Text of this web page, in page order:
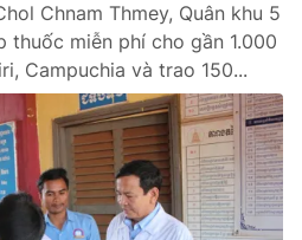
Chnam Thmey, Quân khu 5
thuốc miễn phí cho gần 1.000
Campuchia và trao 150...